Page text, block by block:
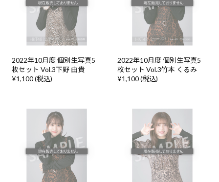
2022年10月度 個別生写真5
枚セット Vol.3下野 由貴
¥1,100 (税込)
2022年10月度 個別生写真5
枚セット Vol.3竹本 くるみ
¥1,100 (税込)